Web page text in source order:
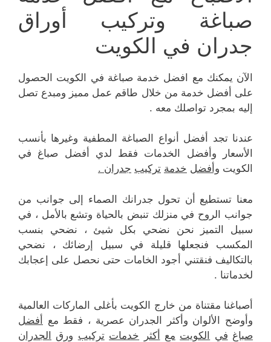
صباغة وتركيب أوراق
جدران في الكويت
الآن يمكنك مع افضل خدمة صباغة في الكويت الحصول
على أفضل خدمة من خلال طاقم عمل مميز ومبدع تصل
إليه بمجرد تواصلك معه .
عندنا تجد أفضل أنواع الصباغة المطفية وغيرها بأنسب
الأسعار وأفضل الخدمات فقط لدي أفضل صباغ في
الكويت وأفضل خدمة تركيب جدران .
معنا تستطيع أن تحول جدرانك الصماء إلى جوانب من
جوانب الروح في منزلك تنبض بالحياة وتشع بالأمل ، في
سبيل التميز نحن نضحي بكل شيئ ، نضحي بنسب
المكسب فنجعلها قليلة في سبيل إرضائك ، نضحي
بالتكاليف فنقتني أجود الخامات حتى نحصل على إعجابك
لخدماتنا .
أصباغنا مقتناة من خارج الكويت بأغلى الماركات العالمية
وأوضح الألوان وأكثر الجدران عصرية ، فقط مع
أفضل
صباغ في الكويت مع أكثر خدمات تركيب ورق
الجدران